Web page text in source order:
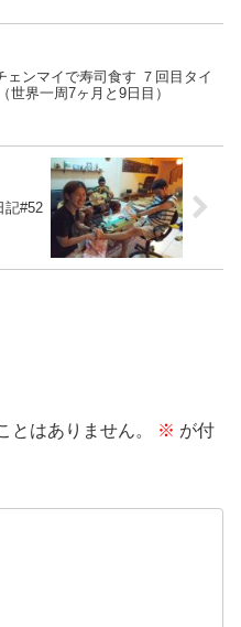
世界一周7ヶ月と9日目）
記#52
とはありません。 ※ が付